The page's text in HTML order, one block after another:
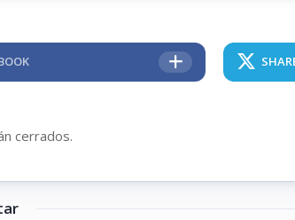
cerrados.